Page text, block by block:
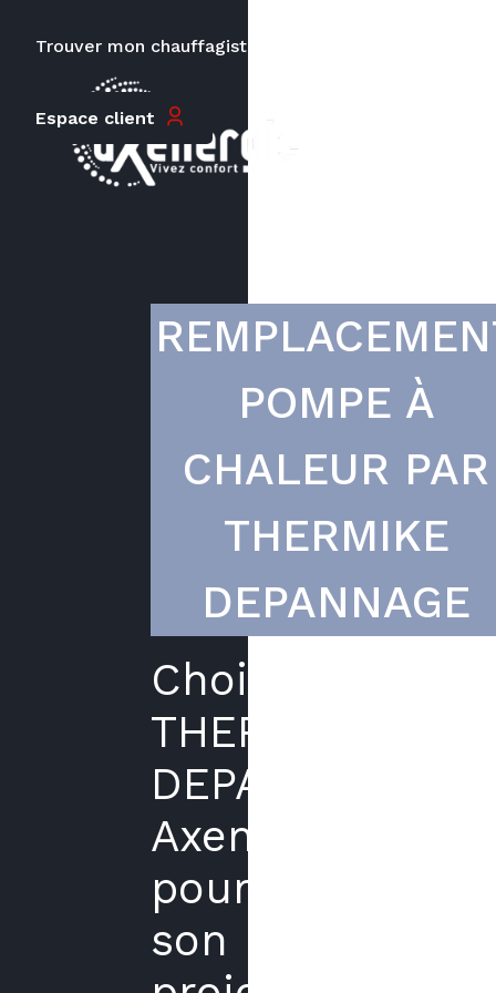
Trouver mon chauffagiste
Espace client
POMPE À
CHALEUR PAR
THERMIKE
DEPANNAGE
Choisir
THERMIKE
DEPANNAGE
Axenergie
pour
son